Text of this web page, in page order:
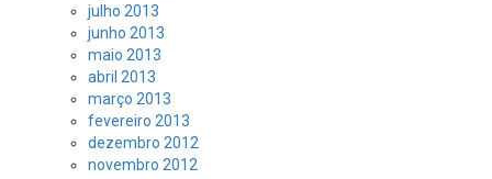
julho 2013
junho 2013
maio 2013
abril 2013
março 2013
fevereiro 2013
dezembro 2012
novembro 2012